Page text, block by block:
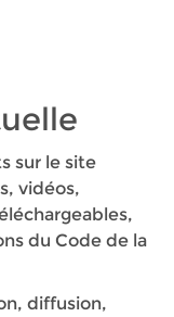
sur le site
vidéos,
du Code de la
diffusion,